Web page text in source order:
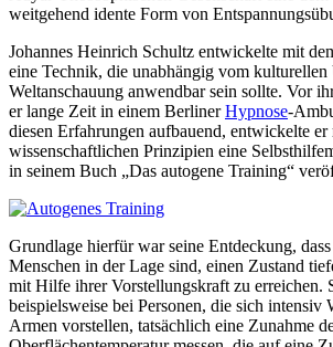
weitgehend idente Form von
Johannes Heinrich Schultz entwickelte mit
eine Technik, die unabhängig vom
Weltanschauung anwendbar sein sollte. Vor
er lange Zeit in einem BerlinerHypnose-
diesen Erfahrungen aufbauend, entwickelte er
wissenschaftlichen Prinzipien eine
in seinem Buch „Das autogene Training“
Grundlage hierfür war seine Entdeckung,
Menschen in der Lage sind, einen Zustand
mit Hilfe ihrer Vorstellungskraft zu erreichen.
beispielsweise bei Personen, die sich intensiv
Armen vorstellen, tatsächlich eine Zunahme